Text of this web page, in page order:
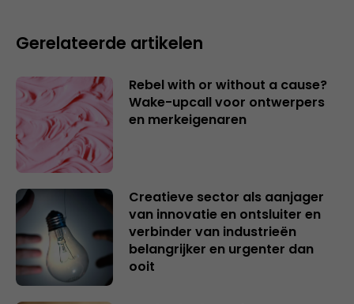
Gerelateerde artikelen
Rebel with or without a cause?
Wake-upcall voor ontwerpers
en merkeigenaren
Creatieve sector als aanjager
van innovatie en ontsluiter en
verbinder van industrieën
belangrijker en urgenter dan
ooit